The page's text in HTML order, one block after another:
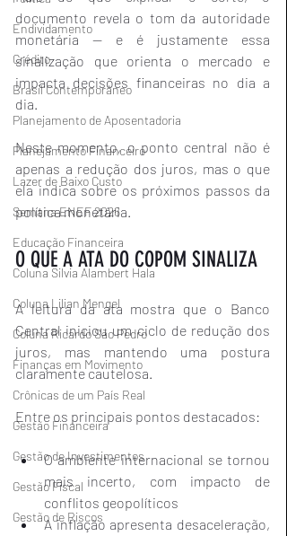
Endividamento
Crédito
Brasil Contemporâneo
Planejamento de Aposentadoria
Planejamento Financeiro
Lazer de Baixo Custo
Semana ENEF 2026
Educação Financeira
Coluna Silvia Alambert Hala
Coluna Lilian Mengel
Coluna Ricardo São Pedro
Finanças em Movimento
Crônicas de um País Real
Gestão Financeira
Gestão de Investimentos
Gestão Fiscal
Gestão de Riscos
documento revela o tom da autoridade
monetária — e é justamente essa
sinalização que orienta o mercado e
impacta decisões financeiras no dia a
dia.
Neste momento, o ponto central não é
apenas a redução dos juros, mas o que
ela indica sobre os próximos passos da
política monetária.
O QUE A ATA DO COPOM SINALIZA
A leitura da ata mostra que o Banco
Central iniciou um ciclo de redução dos
juros, mas mantendo uma postura
claramente cautelosa.
Entre os principais pontos destacados:
O ambiente internacional se tornou
mais incerto, com impacto de
conflitos geopolíticos
A inflação apresenta desaceleração,